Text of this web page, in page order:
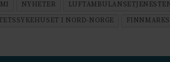
NYHETER
I NORD-NORGE